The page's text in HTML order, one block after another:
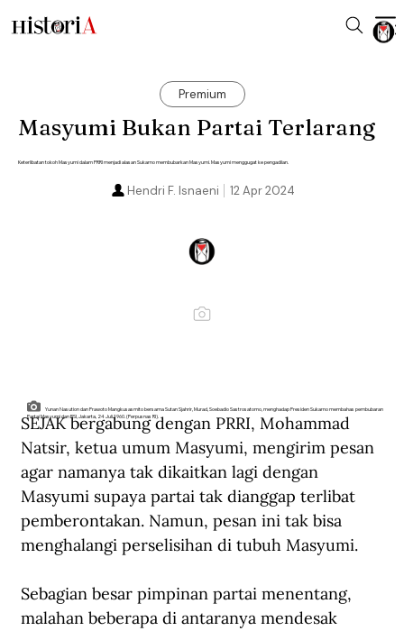
Premium
Masyumi Bukan Partai Terlarang
Keterlibatan tokoh Masyumi dalam PRRI menjadi alasan Sukarno membubarkan Masyumi. Masyumi menggugat ke pengadilan.
12 Apr 2024
Hendri F. Isnaeni
Yunan Nasution dan Prawoto Mangkusasmito bersama Sutan Sjahrir, Murad, Soebadio Sastrosatomo, menghadap Presiden Sukarno membahas pembubaran
Partai Masyumi dan PSI, Jakarta, 24 Juli 1960. (Perpusnas RI).
SEJAK bergabung dengan PRRI, Mohammad
Natsir, ketua umum Masyumi, mengirim pesan
agar namanya tak dikaitkan lagi dengan
Masyumi supaya partai tak dianggap terlibat
pemberontakan. Namun, pesan ini tak bisa
menghalangi perselisihan di tubuh Masyumi.
Sebagian besar pimpinan partai menentang,
malahan beberapa di antaranya mendesak